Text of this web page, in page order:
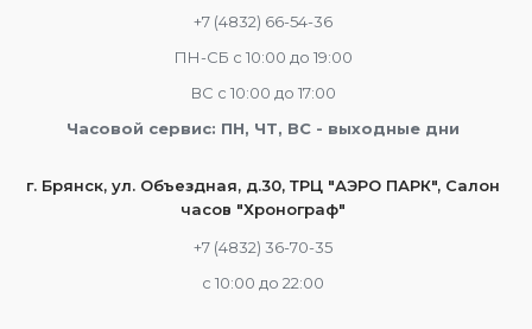
+7 (4832) 66-54-36
ПН-СБ с 10:00 до 19:00
ВС с 10:00 до 17:00
Часовой сервис: ПН, ЧТ, ВС - выходные дни
г. Брянск, ул. Объездная, д.30, ТРЦ "АЭРО ПАРК", Салон
часов "Хронограф"
+7 (4832) 36-70-35
c 10:00 до 22:00